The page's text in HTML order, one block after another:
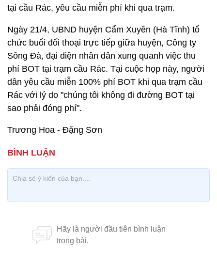
tại cầu Rác, yêu cầu miễn phí khi qua trạm.
Ngày 21/4, UBND huyện Cẩm Xuyên (Hà Tĩnh) tổ
chức buổi đối thoại trực tiếp giữa huyện, Công ty
Sông Đà, đại diện nhân dân xung quanh việc thu
phí BOT tại trạm cầu Rác. Tại cuộc họp này, người
dân yêu cầu miễn 100% phí BOT khi qua trạm cầu
Rác với lý do "chúng tôi không đi đường BOT tại
sao phải đóng phí".
Trương Hoa - Đặng Sơn